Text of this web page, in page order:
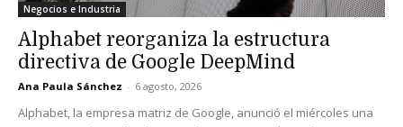
Negocios e Industria
Alphabet reorganiza la estructura
directiva de Google DeepMind
Ana Paula Sánchez - 6 agosto, 2026
Alphabet, la empresa matriz de Google, anunció el miércoles una